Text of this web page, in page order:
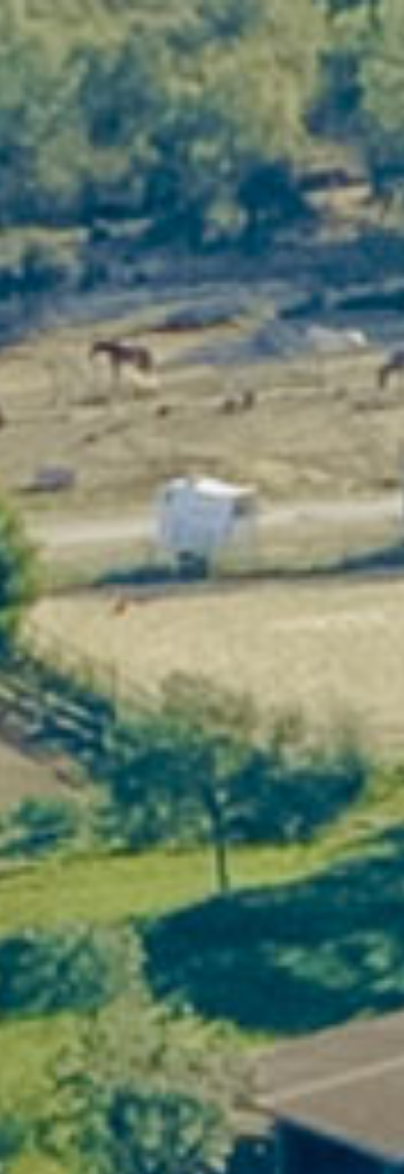
Séminaire d’entreprise : un lieu
qui engage, fédère et marque les
esprits
Vous cherchez un
lieu de séminaire haut de
gammequi sorte des standards hôteliers ? Le
Domaine vignobles-vellasaccueille vos
événements professionnels dans un
d’exception en Languedoc, pensé pour la
performance collective, la cohésion et la prise de
recul stratégique.
Moins de salles impersonnelles.
Plus d’impact humain, de sens et de résultats.
Obtenir une proposition sur mesure →
Pourquoi ce lieu transforme
réellement vos séminaires
Concentration & efficacité
Loin des distractions urbaines, vos
équipes se recentrent sur l’essentiel : la
stratégie, l’intelligence collective et la
prise de décision.
Cohésion durable
Le cadre viticole crée naturellement des
échanges informels, sincères et
transversaux, essentiels à la confiance
et à la collaboration.
Image & valeurs
Organiser votre événement dans un
domaine viticole enrenforce votre image
d’entreprise responsable, humaine et
ancrée dans le réel.
Logistique simplifiée